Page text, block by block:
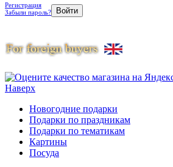
Регистрация
Забыли пароль?
Наверх
Новогодние подарки
Подарки по праздникам
Подарки по тематикам
Картины
Посуда